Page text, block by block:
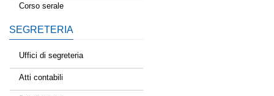
Corso serale
SEGRETERIA
Uffici di segreteria
Atti contabili